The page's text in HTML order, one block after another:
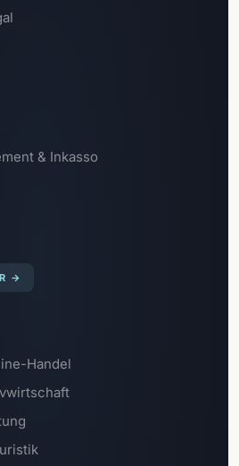
& Inkasso
→
Handel